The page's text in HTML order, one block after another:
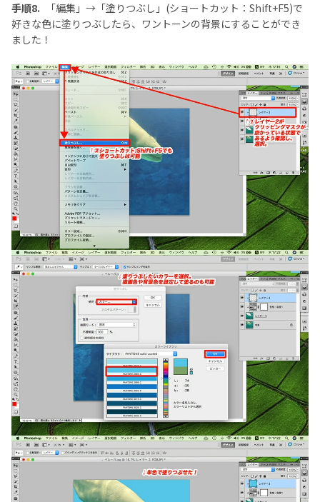
手順8.
「編集」→「塗りつぶし」(ショートカット：Shift+F5)で
好きな色に塗りつぶしたら、ワントーンの背景にすることができ
ました！